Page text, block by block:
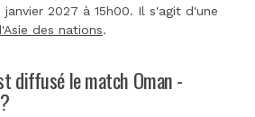
2027 à 15h00. Il s'agit d'une
des nations.
diffusé le match Oman -